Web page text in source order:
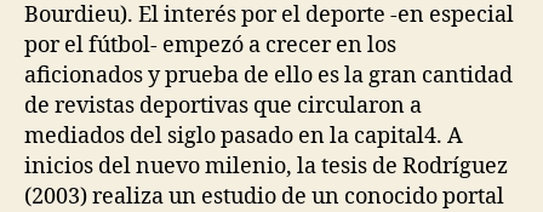
Bourdieu). El interés por el deporte -en especial
por el fútbol- empezó a crecer en los
aficionados y prueba de ello es la gran cantidad
de revistas deportivas que circularon a
mediados del siglo pasado en la capital4. A
inicios del nuevo milenio, la tesis de Rodríguez
(2003) realiza un estudio de un conocido portal